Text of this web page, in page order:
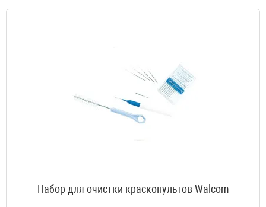
Набор для очистки краскопультов Walcom